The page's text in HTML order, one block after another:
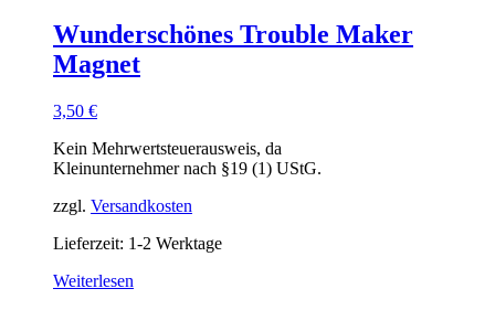
Wunderschönes Trouble Maker
Magnet
3,50 €
Kein Mehrwertsteuerausweis, da
Kleinunternehmer nach §19 (1) UStG.
zzgl. Versandkosten
Lieferzeit: 1-2 Werktage
Weiterlesen